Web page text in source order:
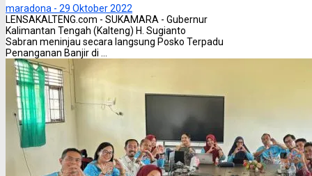
maradona - 29 Oktober 2022
LENSAKALTENG.com - SUKAMARA - Gubernur
Kalimantan Tengah (Kalteng) H. Sugianto
Sabran meninjau secara langsung Posko Terpadu
Penanganan Banjir di ...